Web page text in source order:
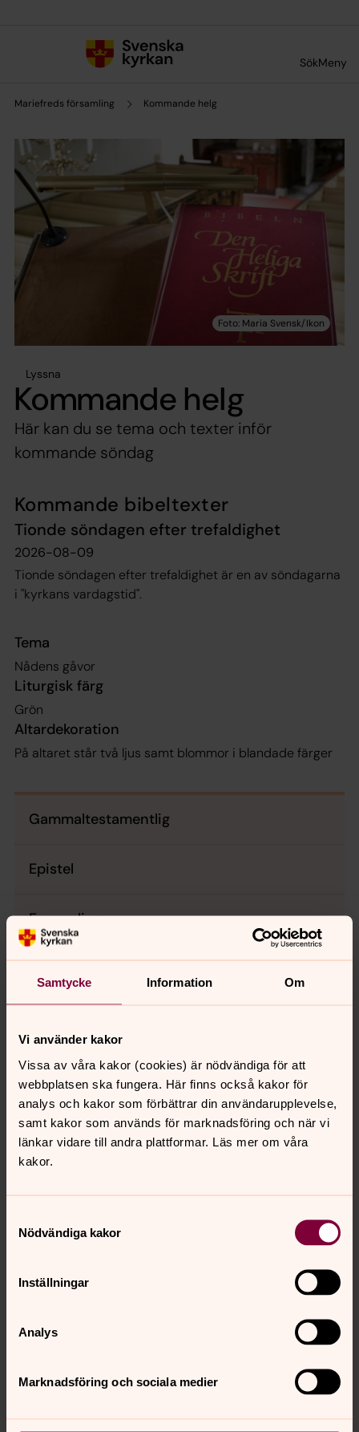
Samtycke Information Om
Vi använder kakor
Vissa av våra kakor (cookies) är nödvändiga för att
webbplatsen ska fungera. Här finns också kakor för
analys och kakor som förbättrar din användarupplevelse,
samt kakor som används för marknadsföring och när vi
länkar vidare till andra plattformar. Läs mer om våra
kakor.
Nödvändiga kakor
Inställningar
Analys
Marknadsföring och sociala medier
SökMeny
Mariefreds församling Kommande helg
Lyssna
Kommande helg
Här kan du se tema och texter inför
kommande söndag
Kommande bibeltexter
Tionde söndagen efter trefaldighet
2026-08-09
Tionde söndagen efter trefaldighet är en av söndagarna
i "kyrkans vardagstid".
Tema
Nådens gåvor
Liturgisk färg
Grön
Altardekoration
På altaret står två ljus samt blommor i blandade färger
Gammaltestamentlig
Epistel
Evangelium
Texter ur Bibel 2000 ©Svenska Bibelsällskapet